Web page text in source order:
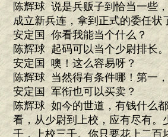
陈辉球 说是兵贩子到恰当一些
成立新兵连，拿到正式的委任
安定国 你看我能当个什么？
陈辉球 起码可以当个少尉排长。
安定国 噢！这么容易呀？
陈辉球 当然得有条件哪！第一
安定国 军衔也可以买卖？
陈辉球 如今的世道，有钱什么
看，从少尉到上校，应有尽有
千，上校三千。你只要花上二